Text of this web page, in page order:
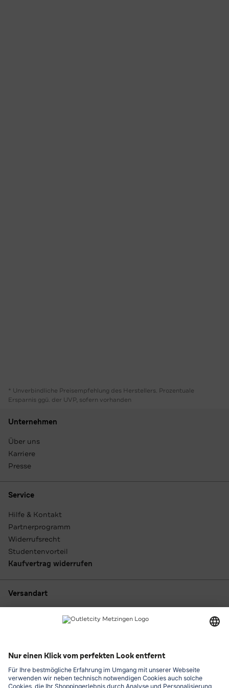
* Unverbindliche Preisempfehlung des Herstellers. Prozentuale
Ersparnis ggü. der UVP, sofern vorhanden
Unternehmen
Über uns
Karriere
Presse
Service
Hilfe & Kontakt
Partnerprogramm
Widerrufsrecht
Studentenvorteil
Kaufvertrag widerrufen
Versandart